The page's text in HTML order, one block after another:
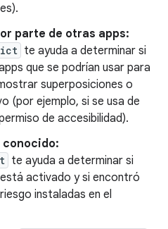
parte de otras apps:
te ayuda a determinar si
que se podrían usar para
superposiciones o
(por ejemplo, si se usa de
de accesibilidad).
conocido:
te ayuda a determinar si
activado y si encontró
instaladas en el